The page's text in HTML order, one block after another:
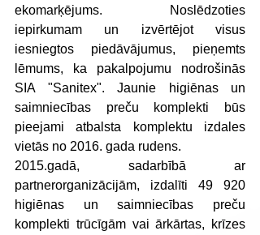
ekomarķējums. Noslēdzoties
iepirkumam un izvērtējot visus
iesniegtos piedāvājumus, pieņemts
lēmums, ka pakalpojumu nodrošinās
SIA "Sanitex". Jaunie higiēnas un
saimniecības preču komplekti būs
pieejami atbalsta komplektu izdales
vietās no 2016. gada rudens.
2015.gadā, sadarbībā ar
partnerorganizācijām, izdalīti 49 920
higiēnas un saimniecības preču
komplekti trūcīgām vai ārkārtas, krīzes